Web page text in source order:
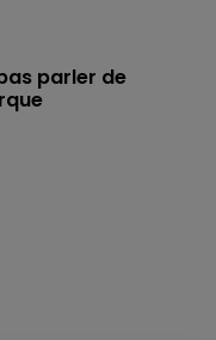
parler de